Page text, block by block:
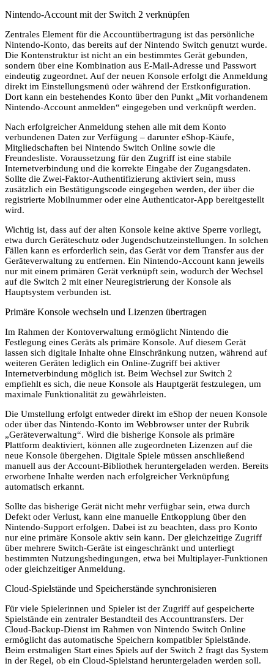
Nintendo-Account mit der Switch 2 verknüpfen
Zentrales Element für die Accountübertragung ist das persönliche
Nintendo-Konto, das bereits auf der Nintendo Switch genutzt wurde.
Die Kontenstruktur ist nicht an ein bestimmtes Gerät gebunden,
sondern über eine Kombination aus E-Mail-Adresse und Passwort
eindeutig zugeordnet. Auf der neuen Konsole erfolgt die Anmeldung
direkt im Einstellungsmenü oder während der Erstkonfiguration.
Dort kann ein bestehendes Konto über den Punkt „Mit vorhandenem
Nintendo-Account anmelden“ eingegeben und verknüpft werden.
Nach erfolgreicher Anmeldung stehen alle mit dem Konto
verbundenen Daten zur Verfügung – darunter eShop-Käufe,
Mitgliedschaften bei Nintendo Switch Online sowie die
Freundesliste. Voraussetzung für den Zugriff ist eine stabile
Internetverbindung und die korrekte Eingabe der Zugangsdaten.
Sollte die Zwei-Faktor-Authentifizierung aktiviert sein, muss
zusätzlich ein Bestätigungscode eingegeben werden, der über die
registrierte Mobilnummer oder eine Authenticator-App bereitgestellt
wird.
Wichtig ist, dass auf der alten Konsole keine aktive Sperre vorliegt,
etwa durch Geräteschutz oder Jugendschutzeinstellungen. In solchen
Fällen kann es erforderlich sein, das Gerät vor dem Transfer aus der
Geräteverwaltung zu entfernen. Ein Nintendo-Account kann jeweils
nur mit einem primären Gerät verknüpft sein, wodurch der Wechsel
auf die Switch 2 mit einer Neuregistrierung der Konsole als
Hauptsystem verbunden ist.
Primäre Konsole wechseln und Lizenzen übertragen
Im Rahmen der Kontoverwaltung ermöglicht Nintendo die
Festlegung eines Geräts als primäre Konsole. Auf diesem Gerät
lassen sich digitale Inhalte ohne Einschränkung nutzen, während auf
weiteren Geräten lediglich ein Online-Zugriff bei aktiver
Internetverbindung möglich ist. Beim Wechsel zur Switch 2
empfiehlt es sich, die neue Konsole als Hauptgerät festzulegen, um
maximale Funktionalität zu gewährleisten.
Die Umstellung erfolgt entweder direkt im eShop der neuen Konsole
oder über das Nintendo-Konto im Webbrowser unter der Rubrik
„Geräteverwaltung“. Wird die bisherige Konsole als primäre
Plattform deaktiviert, können alle zugeordneten Lizenzen auf die
neue Konsole übergehen. Digitale Spiele müssen anschließend
manuell aus der Account-Bibliothek heruntergeladen werden. Bereits
erworbene Inhalte werden nach erfolgreicher Verknüpfung
automatisch erkannt.
Sollte das bisherige Gerät nicht mehr verfügbar sein, etwa durch
Defekt oder Verlust, kann eine manuelle Entkopplung über den
Nintendo-Support erfolgen. Dabei ist zu beachten, dass pro Konto
nur eine primäre Konsole aktiv sein kann. Der gleichzeitige Zugriff
über mehrere Switch-Geräte ist eingeschränkt und unterliegt
bestimmten Nutzungsbedingungen, etwa bei Multiplayer-Funktionen
oder gleichzeitiger Anmeldung.
Cloud-Spielstände und Speicherstände synchronisieren
Für viele Spielerinnen und Spieler ist der Zugriff auf gespeicherte
Spielstände ein zentraler Bestandteil des Accounttransfers. Der
Cloud-Backup-Dienst im Rahmen von Nintendo Switch Online
ermöglicht das automatische Speichern kompatibler Spielstände.
Beim erstmaligen Start eines Spiels auf der Switch 2 fragt das System
in der Regel, ob ein Cloud-Spielstand heruntergeladen werden soll.